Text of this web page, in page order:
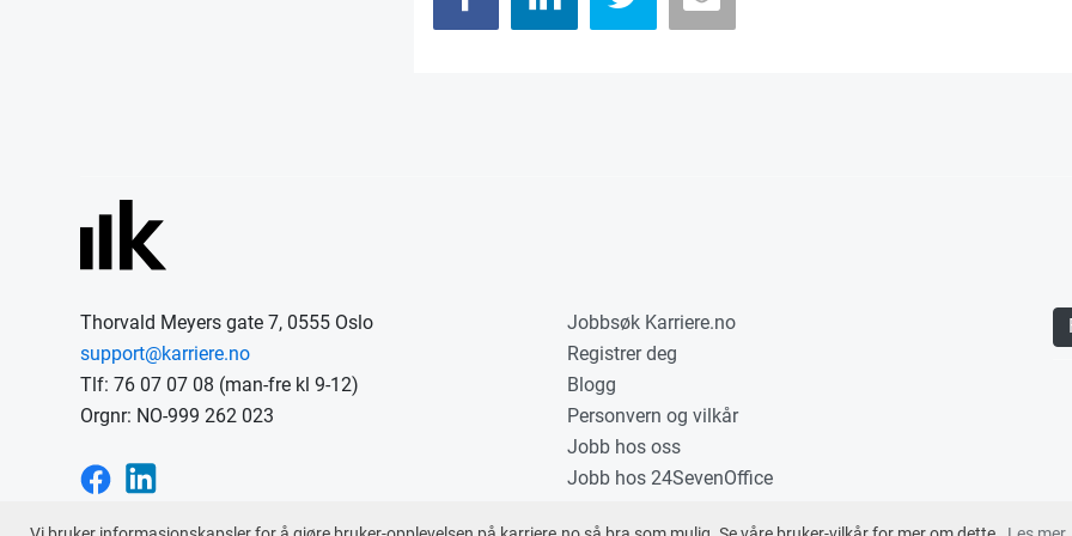
Thorvald Meyers gate 7, 0555 Oslo
support@karriere.no
Tlf: 76 07 07 08 (man-fre kl 9-12)
Orgnr: NO-999 262 023
Jobbsøk Karriere.no
Registrer deg
Blogg
Personvern og vilkår
Jobb hos oss
Jobb hos 24SevenOffice